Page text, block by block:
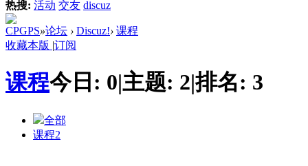
热搜: 活动 交友 discuz
CPGPS»论坛 › Discuz!› 课程
收藏本版 |订阅
课程今日: 0|主题: 2|排名: 3
全部
课程2